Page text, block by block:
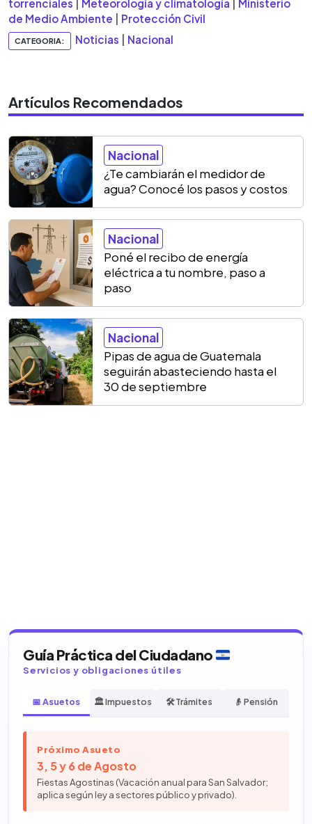
torrenciales Meteorología y climatología
Ministerio
de Medio Ambiente
Protección Civil
CATEGORIA: Noticias Nacional
Artículos Recomendados
Nacional
¿Te cambiarán el medidor de
agua? Conocé los pasos y costos
Nacional
Poné el recibo de energía
eléctrica a tu nombre, paso a
paso
Nacional
Pipas de agua de Guatemala
seguirán abasteciendo hasta el
30 de septiembre
Guía Práctica del Ciudadano
Servicios y obligaciones útiles
📅 Asuetos 🏛️ Impuestos 🛠️ Trámites 👴 Pensión
Próximo Asueto
3, 5 y 6 de Agosto
Fiestas Agostinas (Vacación anual para San Salvador;
aplica según ley a sectores público y privado).